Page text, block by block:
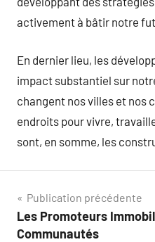
activement à bâtir notre
En dernier lieu, les
impact substantiel sur
changent nos villes et nos
endroits pour vivre,
sont, en somme, les
Navigation
de
Publication précédente
Les Promoteurs
Communautés